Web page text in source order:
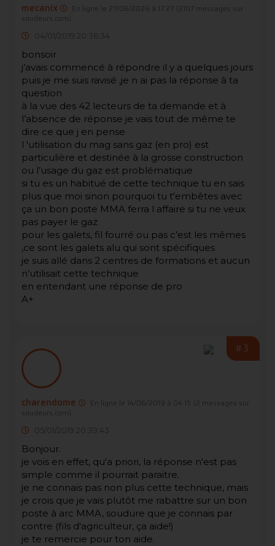
mecanix En ligne le 27/06/2026 à 17:27 (2107 messages sur
soudeurs.com)
04/01/2019 20:36:34
bonsoir
j’avais commencé à répondre il y a quelques jours
puis je me suis ravisé ,je n ai pas la réponse à ta
question
à la vue des 42 lecteurs de ta demande et à
l’absence de réponse je vais tout de même te
dire ce que j en pense
l 'utilisation du mag sans gaz (en pro) est
particulière et destinée à la grosse construction
ou l’usage du gaz est problématique
si tu es un habitué de cette technique tu en sais
plus que moi sinon pourquoi tu t'embêtes avec
ça un bon poste MMA ferra l affaire si tu ne veux
pas payer le gaz
pour les galets, fil fourré ou pas c’est les mêmes
,ce sont les galets alu qui sont spécifiques
je suis allé dans 2 centres de formations et aucun
n’utilisait cette technique
en entendant une réponse de pro
A+
#3
charendome En ligne le 14/06/2019 à 04:15
(2 messages sur
soudeurs.com)
05/01/2019 20:39:43
Bonjour.
je vois en effet, qu'a priori, la réponse n'est pas
simple comme il pourrait paraitre.
je ne connais pas non plus cette technique, mais
je crois que je vais plutôt me rabattre sur un bon
poste à arc MMA, soudure que je connais par
contre (fils d'agriculteur, ça aide!)
je te remercie pour ton aide.